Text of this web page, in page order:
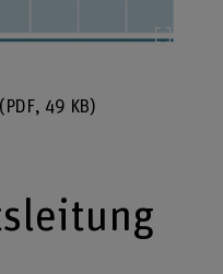
Bild
(PDF, 49 KB)